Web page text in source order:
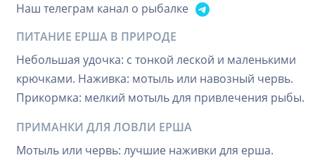
Наш телеграм канал о рыбалке
ПИТАНИЕ ЕРША В ПРИРОДЕ
Небольшая удочка: с тонкой леской и маленькими
крючками. Наживка: мотыль или навозный червь.
Прикормка: мелкий мотыль для привлечения рыбы.
ПРИМАНКИ ДЛЯ ЛОВЛИ ЕРША
Мотыль или червь: лучшие наживки для ерша.